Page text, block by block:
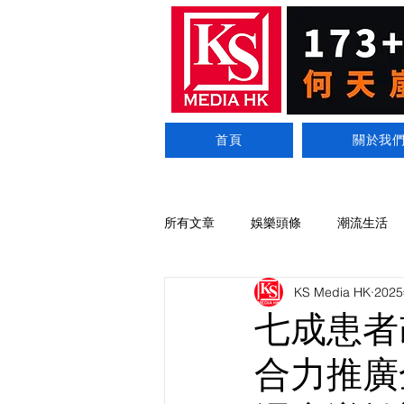
首頁 關於我
所有文章 娛樂頭條 潮流生活
七成患
合力推
KS Media HK